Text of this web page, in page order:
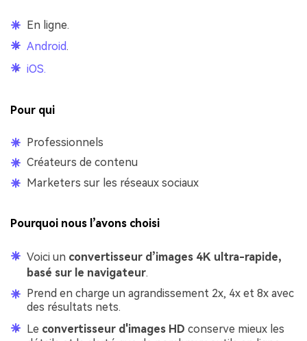
En ligne.
Android.
iOS.
Pour qui
Professionnels
Créateurs de contenu
Marketers sur les réseaux sociaux
Pourquoi nous l’avons choisi
Voici un convertisseur d’images 4K ultra-rapide,
basé sur le navigateur.
Prend en charge un agrandissement 2x, 4x et 8x avec
des résultats nets.
Le convertisseur d'images HD conserve mieux les